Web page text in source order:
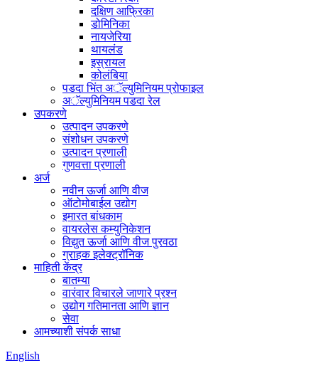
दक्षिण आफ्रिका
डोमिनिका
नायजेरिया
थायलंड
इस्रायल
कोलंबिया
पडदा भिंत अॅल्युमिनियम प्रोफाइल
अॅल्युमिनियम पडदा रेल
उपकरणे
उत्पादन उपकरणे
संशोधन उपकरणे
उत्पादन प्रणाली
गुणवत्ता प्रणाली
अर्ज
नवीन ऊर्जा आणि वीज
ऑटोमोबाईल उद्योग
इमारत बांधकाम
वायरलेस कम्युनिकेशन
विद्युत ऊर्जा आणि वीज पुरवठा
ग्राहक इलेक्ट्रॉनिक
माहिती केंद्र
बातम्या
वारंवार विचारले जाणारे प्रश्न
उद्योग गतिमानता आणि ज्ञान
सेवा
आमच्याशी संपर्क साधा
English